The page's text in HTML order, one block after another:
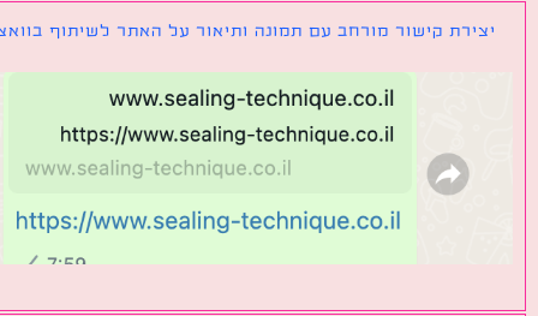
קישור מורחב עם תמונה ותיאור על האתר לשיתוף בוואצאפ